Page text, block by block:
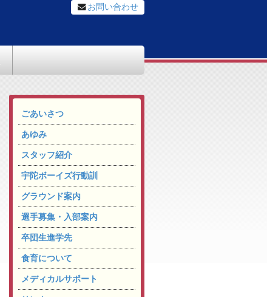
お問い合わせ
ごあいさつ
あゆみ
スタッフ紹介
宇陀ボーイズ行動訓
グラウンド案内
選手募集・入部案内
卒団生進学先
食育について
メディカルサポート